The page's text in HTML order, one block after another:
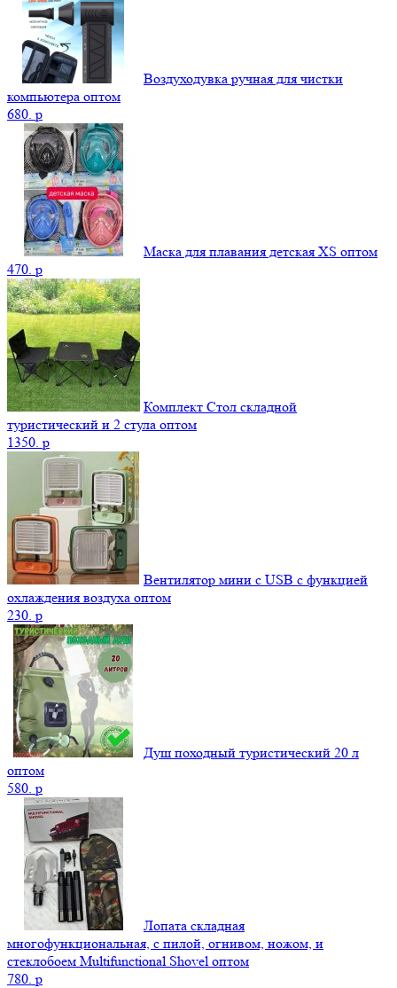
Воздуходувка ручная для чистки
компьютера оптом
680. p
Маска для плавания детская XS оптом
470. p
Комплект Стол складной
туристический и 2 стула оптом
1350. p
Вентилятор мини с USB с функцией
охлаждения воздуха оптом
230. p
Душ походный туристический 20 л
оптом
580. p
Лопата складная
многофункциональная, с пилой, огнивом, ножом, и
стеклобоем Multifunctional Shovel оптом
780. p